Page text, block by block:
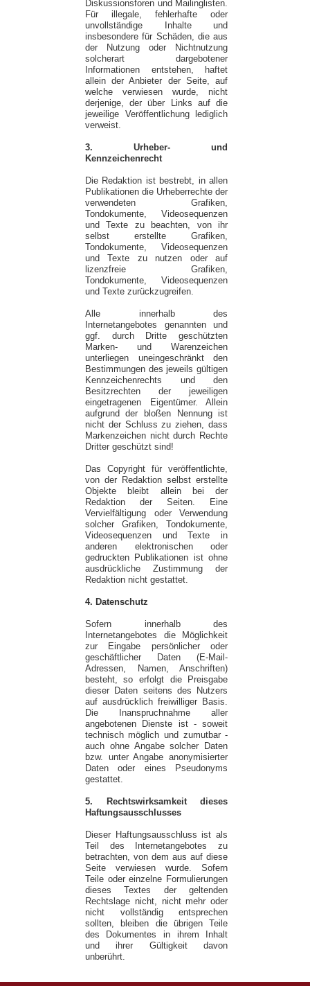
Diskussionsforen und Mailinglisten.
Für illegale, fehlerhafte oder
unvollständige Inhalte und
insbesondere für Schäden, die aus
der Nutzung oder Nichtnutzung
solcherart dargebotener
Informationen entstehen, haftet
allein der Anbieter der Seite, auf
welche verwiesen wurde, nicht
derjenige, der über Links auf die
jeweilige Veröffentlichung lediglich
verweist.
3. Urheber- und
Kennzeichenrecht
Die Redaktion ist bestrebt, in allen
Publikationen die Urheberrechte der
verwendeten Grafiken,
Tondokumente, Videosequenzen
und Texte zu beachten, von ihr
selbst erstellte Grafiken,
Tondokumente, Videosequenzen
und Texte zu nutzen oder auf
lizenzfreie Grafiken,
Tondokumente, Videosequenzen
und Texte zurückzugreifen.
Alle innerhalb des
Internetangebotes genannten und
ggf. durch Dritte geschützten
Marken- und Warenzeichen
unterliegen uneingeschränkt den
Bestimmungen des jeweils gültigen
Kennzeichenrechts und den
Besitzrechten der jeweiligen
eingetragenen Eigentümer. Allein
aufgrund der bloßen Nennung ist
nicht der Schluss zu ziehen, dass
Markenzeichen nicht durch Rechte
Dritter geschützt sind!
Das Copyright für veröffentlichte,
von der Redaktion selbst erstellte
Objekte bleibt allein bei der
Redaktion der Seiten. Eine
Vervielfältigung oder Verwendung
solcher Grafiken, Tondokumente,
Videosequenzen und Texte in
anderen elektronischen oder
gedruckten Publikationen ist ohne
ausdrückliche Zustimmung der
Redaktion nicht gestattet.
4. Datenschutz
Sofern innerhalb des
Internetangebotes die Möglichkeit
zur Eingabe persönlicher oder
geschäftlicher Daten (E-Mail-
Adressen, Namen, Anschriften)
besteht, so erfolgt die Preisgabe
dieser Daten seitens des Nutzers
auf ausdrücklich freiwilliger Basis.
Die Inanspruchnahme aller
angebotenen Dienste ist - soweit
technisch möglich und zumutbar -
auch ohne Angabe solcher Daten
bzw. unter Angabe anonymisierter
Daten oder eines Pseudonyms
gestattet.
5. Rechtswirksamkeit dieses
Haftungsausschlusses
Dieser Haftungsausschluss ist als
Teil des Internetangebotes zu
betrachten, von dem aus auf diese
Seite verwiesen wurde. Sofern
Teile oder einzelne Formulierungen
dieses Textes der geltenden
Rechtslage nicht, nicht mehr oder
nicht vollständig entsprechen
sollten, bleiben die übrigen Teile
des Dokumentes in ihrem Inhalt
und ihrer Gültigkeit davon
unberührt.